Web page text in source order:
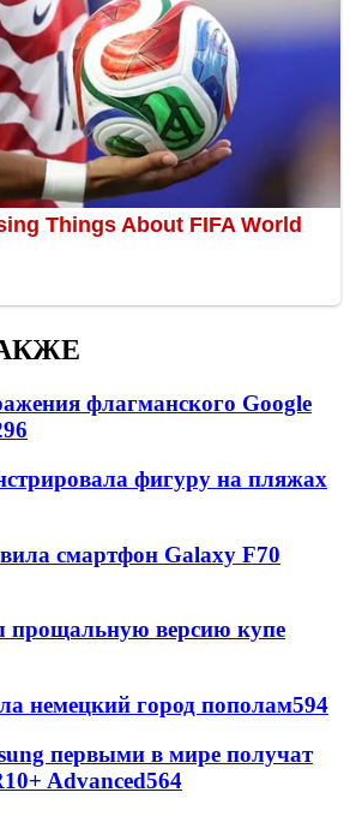
флагманского Google
фигуру на пляжах
смартфон Galaxy F70
прощальную версию купе
немецкий город пополам594
первыми в мире получат
Advanced564